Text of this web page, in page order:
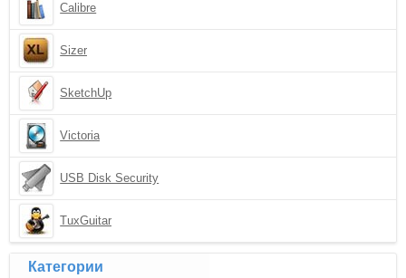
Calibre
Sizer
SketchUp
Victoria
USB Disk Security
TuxGuitar
Категории